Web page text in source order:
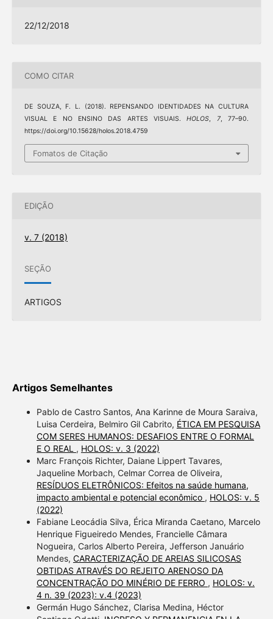
22/12/2018
COMO CITAR
DE SOUZA, F. L. (2018). REPENSANDO IDENTIDADES NA CULTURA
VISUAL E NO ENSINO DAS ARTES VISUAIS.HOLOS, 7, 77–90.
https://doi.org/10.15628/holos.2018.4759
Fomatos de Citação
EDIÇÃO
v. 7 (2018)
SEÇÃO
ARTIGOS
Artigos Semelhantes
Pablo de Castro Santos, Ana Karinne de Moura Saraiva,
Luisa Cerdeira, Belmiro Gil Cabrito, ÉTICA EM PESQUISA
COM SERES HUMANOS: DESAFIOS ENTRE O FORMAL
E O REAL , HOLOS: v. 3 (2022)
Marc François Richter, Daiane Lippert Tavares,
Jaqueline Morbach, Celmar Correa de Oliveira,
RESÍDUOS ELETRÔNICOS: Efeitos na saúde humana,
impacto ambiental e potencial econômico , HOLOS: v. 5
(2022)
Fabiane Leocádia Silva, Érica Miranda Caetano, Marcelo
Henrique Figueiredo Mendes, Francielle Câmara
Nogueira, Carlos Alberto Pereira, Jefferson Januário
Mendes, CARACTERIZAÇÃO DE AREIAS SILICOSAS
OBTIDAS ATRAVÉS DO REJEITO ARENOSO DA
CONCENTRAÇÃO DO MINÉRIO DE FERRO , HOLOS: v.
4 n. 39 (2023): v.4 (2023)
Germán Hugo Sánchez, Clarisa Medina, Héctor